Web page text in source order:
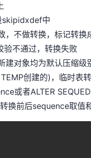
中
，不做转换，标记转换
不通过，转换失败
对象均为默认压缩级
创建的)，临时
或者ALTER
前后sequence取值